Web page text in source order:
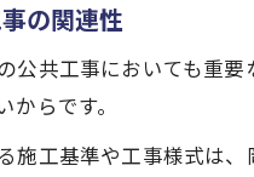
の関連性
公共工事においても重
らです。
施工基準や工事様式は